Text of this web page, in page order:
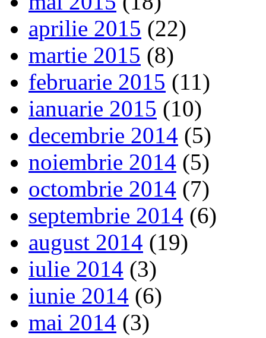
aprilie 2015 (22)
martie 2015 (8)
februarie 2015 (11)
ianuarie 2015 (10)
decembrie 2014 (5)
noiembrie 2014 (5)
octombrie 2014 (7)
septembrie 2014 (6)
august 2014 (19)
iulie 2014 (3)
iunie 2014 (6)
mai 2014 (3)